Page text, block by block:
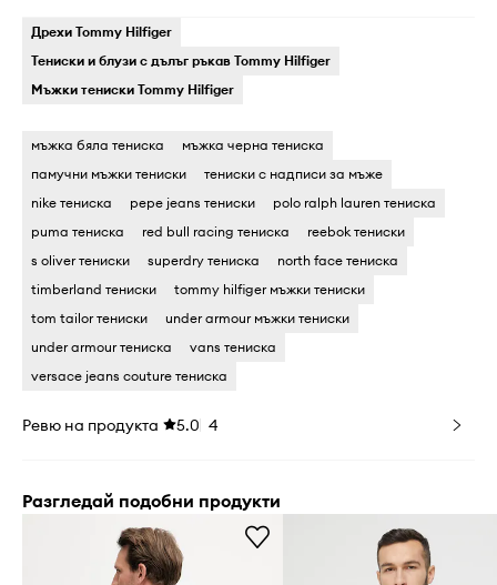
Дрехи Tommy Hilfiger
Тениски и блузи с дълъг ръкав Tommy Hilfiger
Мъжки тениски Tommy Hilfiger
мъжка бяла тениска
мъжка черна тениска
памучни мъжки тениски
тениски с надписи за мъже
nike тениска
pepe jeans тениски
polo ralph lauren тениска
puma тениска
red bull racing тениска
reebok тениски
s oliver тениски
superdry тениска
north face тениска
timberland тениски
tommy hilfiger мъжки тениски
tom tailor тениски
under armour мъжки тениски
under armour тениска
vans тениска
versace jeans couture тениска
Ревю на продукта 5.0 4
Разгледай подобни продукти